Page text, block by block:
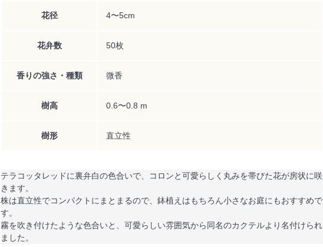
花径 4〜5cm
花弁数 50枚
香りの強さ・種類 微香
樹高 0.6〜0.8 m
樹形 直立性
テラコッタレッドに裏弁白の色合いで、コロンと可愛らしく丸みを帯びた花が房状に咲
きます。
株は直立性でコンパクトにまとまるので、鉢植えはもちろん小さなお庭にもおすすめで
す。
霧を吹き付けたような色合いと、可愛らしい雰囲気から同名のカクテルより名付けられ
ました。